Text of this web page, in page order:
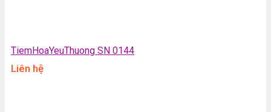
TiemHoaYeuThuong SN 0144
Liên hệ